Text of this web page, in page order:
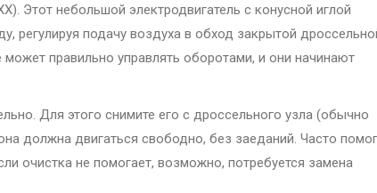
Этот небольшой электродвигатель с конусной иглой
регулируя подачу воздуха в обход закрытой
правильно управлять оборотами, и они начинают
Для этого снимите его с дроссельного узла (обычно
должна двигаться свободно, без заеданий. Часто
очистка не помогает, возможно, потребуется замена